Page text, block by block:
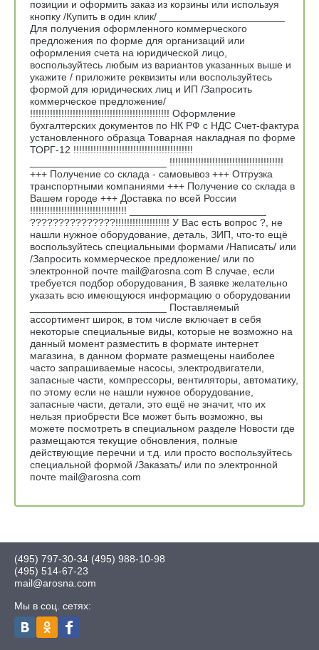
позиции и оформить заказ из корзины или используя
кнопку /Купить в один клик/ ______________________
Для получения оформленного коммерческого
предложения по форме для организаций или
оформления счета на юридической лицо,
воспользуйтесь любым из вариантов указанных выше и
укажите / приложите реквизиты или воспользуйтесь
формой для юридических лиц и ИП /Запросить
коммерческое предложение/
!!!!!!!!!!!!!!!!!!!!!!!!!!!!!!!!!!!!!!!!!!!!!!!!! Оформление
бухгалтерских документов по НК РФ с НДС Счет-фактура
установленного образца Товарная накладная по форме
ТОРГ-12 !!!!!!!!!!!!!!!!!!!!!!!!!!!!!!!!!!!!!!!!!!
________________________ !!!!!!!!!!!!!!!!!!!!!!!!!!!!!!!!!!!!!!!!
+++ Получение со склада - самовывоз +++ Отгрузка
транспортными компаниями +++ Получение со склада в
Вашем городе +++ Доставка по всей России
!!!!!!!!!!!!!!!!!!!!!!!!!!!!!!!!!! ________________________
???????????????!!!!!!!!!!!!!!!!!!! У Вас есть вопрос ?, не
нашли нужное оборудование, деталь, ЗИП, что-то ещё
воспользуйтесь специальными формами /Написать/ или
/Запросить коммерческое предложение/ или по
электронной почте mail@arosna.com В случае, если
требуется подбор оборудования, В заявке желательно
указать всю имеющуюся информацию о оборудовании
________________________ Поставляемый
ассортимент широк, в том числе включает в себя
некоторые специальные виды, которые не возможно на
данный момент разместить в формате интернет
магазина, в данном формате размещены наиболее
часто запрашиваемые насосы, электродвигатели,
запасные части, компрессоры, вентиляторы, автоматику,
по этому если не нашли нужное оборудование,
запасные части, детали, это ещё не значит, что их
нельзя приобрести Все может быть возможно, вы
можете посмотреть в специальном разделе Новости где
размещаются текущие обновления, полные
действующие перечни и т.д. или просто воспользуйтесь
специальной формой /Заказать/ или по электронной
почте mail@arosna.com
(495) 797-30-34 (495) 988-10-98
(495) 514-67-23
mail@arosna.com
Мы в соц. сетях: